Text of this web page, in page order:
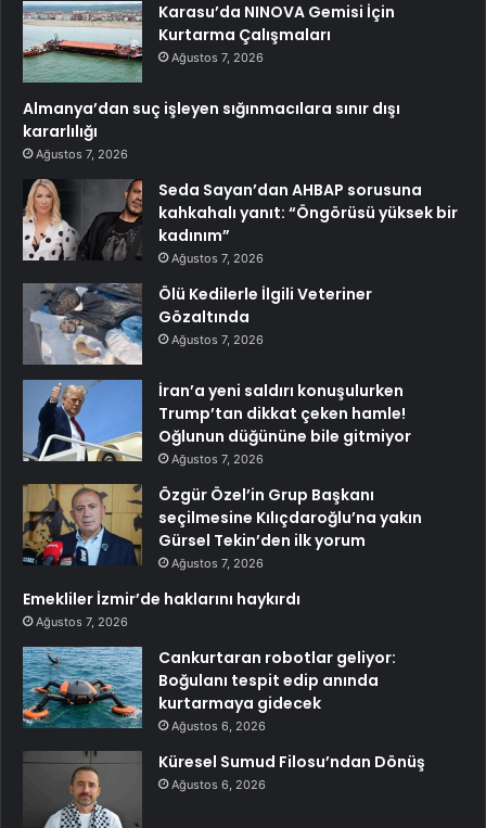
Karasu’da NINOVA Gemisi İçin
Kurtarma Çalışmaları
Ağustos 7, 2026
Almanya’dan suç işleyen sığınmacılara sınır dışı
kararlılığı
Ağustos 7, 2026
Seda Sayan’dan AHBAP sorusuna
kahkahalı yanıt: “Öngörüsü yüksek bir
kadınım”
Ağustos 7, 2026
Ölü Kedilerle İlgili Veteriner
Gözaltında
Ağustos 7, 2026
İran’a yeni saldırı konuşulurken
Trump’tan dikkat çeken hamle!
Oğlunun düğününe bile gitmiyor
Ağustos 7, 2026
Özgür Özel’in Grup Başkanı
seçilmesine Kılıçdaroğlu’na yakın
Gürsel Tekin’den ilk yorum
Ağustos 7, 2026
Emekliler İzmir’de haklarını haykırdı
Ağustos 7, 2026
Cankurtaran robotlar geliyor:
Boğulanı tespit edip anında
kurtarmaya gidecek
Ağustos 6, 2026
Küresel Sumud Filosu’ndan Dönüş
Ağustos 6, 2026